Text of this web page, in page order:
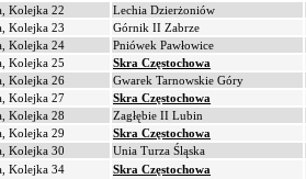
Kolejka 22
Lechia Dzierżoniów
Kolejka 23
Górnik II Zabrze
Kolejka 24
Pniówek Pawłowice
Kolejka 25
Skra Częstochowa
Kolejka 26
Gwarek Tarnowskie Góry
Kolejka 27
Skra Częstochowa
Kolejka 28
Zagłębie II Lubin
Kolejka 29
Skra Częstochowa
Kolejka 30
Unia Turza Śląska
Kolejka 34 Skra Częstochowa